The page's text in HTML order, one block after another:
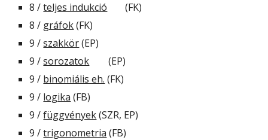
8 / teljes indukció
(FK)
8 / gráfok (FK)
9 / szakkör (EP)
9 / sorozatok
(EP)
9 / binomiális eh. (FK)
9 / logika (FB)
9 / függvények (SZR, EP)
9 / trigonometria (FB)